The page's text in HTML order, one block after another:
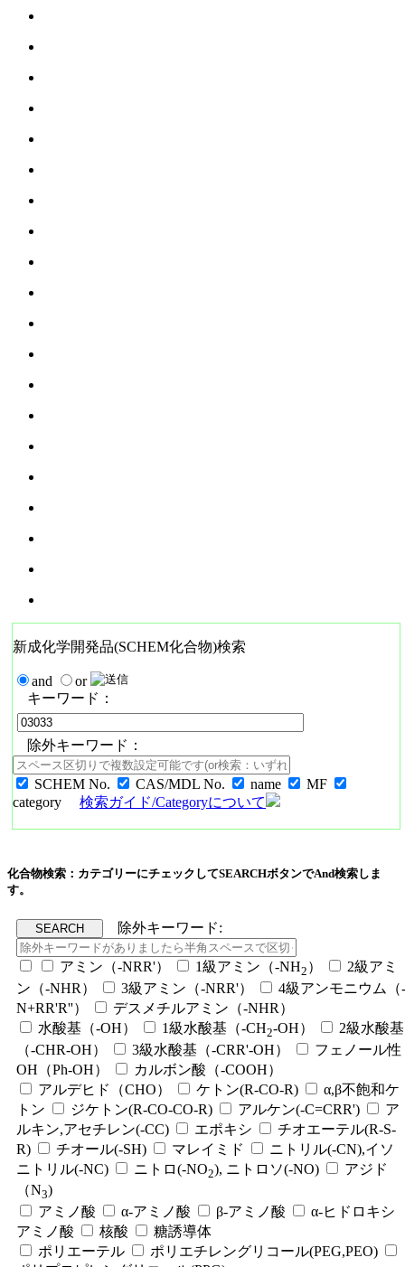
新成化学開発品(SCHEM化合物)検索
and
or
キーワード：
除外キーワード：
SCHEM No. CAS/MDL No. name
MF
category
検索ガイド/Categoryについて
化合物検索：カテゴリーにチェックしてSEARCHボタンでAnd検索しま
す。
除外キーワード:
アミン（-NRR'） 1級アミン（-NH2 ）
2級アミ
ン（-NHR）
3級アミン（-NRR'）
4級アンモニウム（-
N+RR'R''）
デスメチルアミン（-NHR）
水酸基（-OH）
1級水酸基（-CH2-OH）
2級水酸基
（-CHR-OH）
3級水酸基（-CRR'-OH）
フェノール性
OH（Ph-OH）
カルボン酸（-COOH）
アルデヒド（CHO）
ケトン(R-CO-R)
α,β不飽和ケ
トン
ジケトン(R-CO-CO-R) アルケン(-C=CRR')
ア
ルキン,アセチレン(-CC)
エポキシ
チオエーテル(R-S-
R)
チオール(-SH) マレイミド
ニトリル(-CN),イソ
ニトリル(-NC)
ニトロ(-NO2), ニトロソ(-NO)
アジド
（N3)
アミノ酸
α-アミノ酸 β-アミノ酸
α-ヒドロキシ
アミノ酸
核酸
糖誘導体
ポリエーテル
ポリエチレングリコール(PEG,PEO)